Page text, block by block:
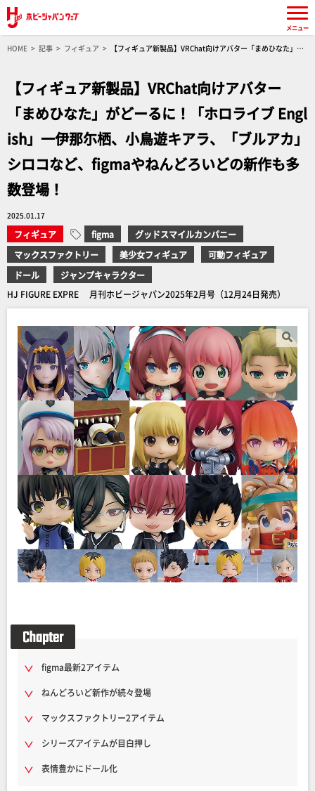
HOME 記事 フィギュア
【フィギュア新製品】VRChat向けアバター「まめひなた」が
【フィギュア新製品】VRChat向けアバター
「まめひなた」がどーるに！「ホロライブ Engl
ish」一伊那尓栖、小鳥遊キアラ、「ブルアカ」
シロコなど、figmaやねんどろいどの新作も多
数登場！
2025.01.17
フィギュア figma
グッドスマイルカンパニー
マックスファクトリー
美少女フィギュア
可動フィギュア
ドール
ジャンプキャラクター
HJ FIGURE EXPRE 月刊ホビージャパン2025年2月号（12月24日発売）
figma最新2アイテム
ねんどろいど新作が続々登場
マックスファクトリー2アイテム
シリーズアイテムが目白押し
表情豊かにドール化
メニュー